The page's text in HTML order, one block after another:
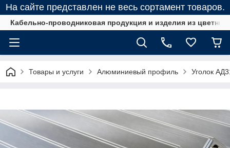
На сайте представлен не весь сортамент товаров.
Кабельно-проводниковая продукция и изделия из
Товары и услуги Алюминиевый профиль Уголок